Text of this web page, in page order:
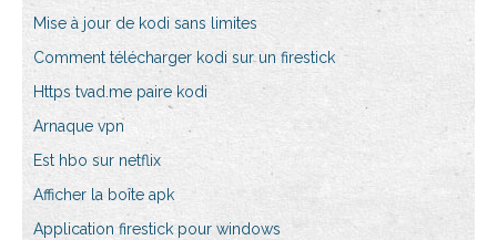
Mise à jour de kodi sans limites
Comment télécharger kodi sur un firestick
Https tvad.me paire kodi
Arnaque vpn
Est hbo sur netflix
Afficher la boîte apk
Application firestick pour windows